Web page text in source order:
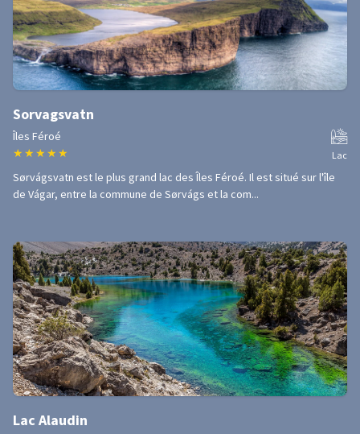
Sorvagsvatn
Îles Féroé
★ ★ ★ ★ ★ Lac
Sørvágsvatn est le plus grand lac des Îles Féroé. Il est situé sur l'île
de Vágar, entre la commune de Sørvágs et la com...
Lac Alaudin